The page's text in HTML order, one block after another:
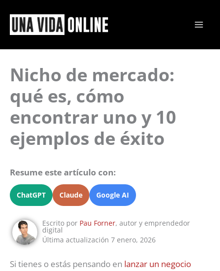
contenido
Nicho de mercado:
qué es, cómo
encontrar uno y 10
ejemplos de éxito
Resume este artículo con:
ChatGPT Claude Google AI
Escrito por Pau Forner, autor y emprendedor
digital
Última actualización 7 enero, 2026
Si tienes o estás pensando en lanzar un negocio